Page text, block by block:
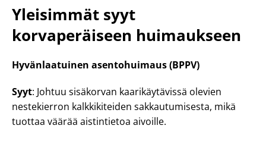
Yleisimmät syyt
korvaperäiseen huimaukseen
Hyvänlaatuinen asentohuimaus (BPPV)
Syyt: Johtuu sisäkorvan kaarikäytävissä olevien
nestekierron kalkkikiteiden sakkautumisesta, mikä
tuottaa väärää aistintietoa aivoille.